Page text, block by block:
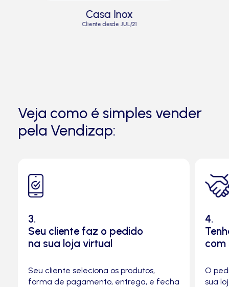
Casa Inox
Cliente desde JUL/21
Veja como é simples vender
pela Vendizap:
4.
Tenha conexão direta
com seu cliente
O pedido chega direto no WhatsApp da
sua loja. Se o cliente tiver alguma
1.
com